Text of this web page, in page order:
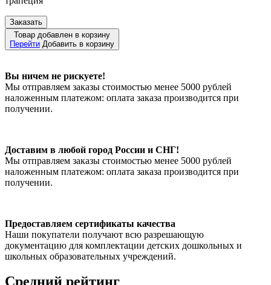
Заказать
Товар добавлен в корзину
Перейти Добавить в корзину
Вы ничем не рискуете!
Мы отправляем заказы стоимостью менее 5000 рублей
наложенным платежом: оплата заказа производится при
получении.
Доставим в любой город России и СНГ!
Мы отправляем заказы стоимостью менее 5000 рублей
наложенным платежом: оплата заказа производится при
получении.
Предоставляем сертификаты качества
Наши покупатели получают всю разрешающую
документацию для комплектации детских дошкольных и
школьных образовательных учреждений.
Средний рейтинг